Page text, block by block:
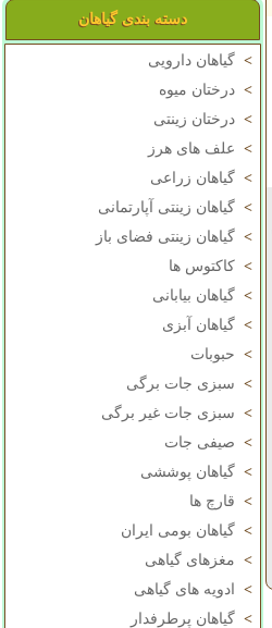
دسته بندی گیاهان
> گیاهان دارویی
> درختان میوه
> درختان زینتی
> علف های هرز
> گیاهان زراعی
> گیاهان زینتی آپارتمانی
> گیاهان زینتی فضای باز
> کاکتوس ها
> گیاهان بیابانی
> گیاهان آبزی
> حبوبات
> سبزی جات برگی
> سبزی جات غیر برگی
> صیفی جات
> گیاهان پوششی
> قارچ ها
> گیاهان بومی ایران
> مغزهای گیاهی
>
ادویه های گیاهی
> گیاهان پرطرفدار